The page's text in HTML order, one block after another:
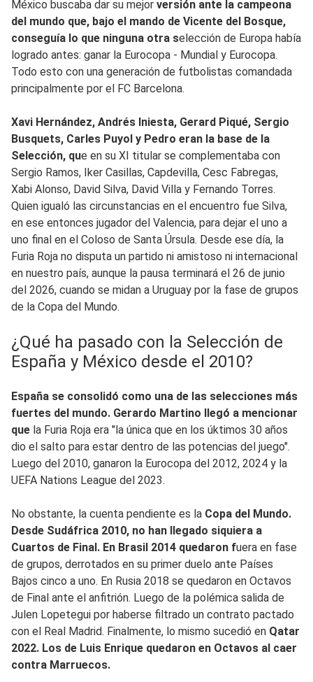
México buscaba dar su mejor versión ante la campeona
del mundo que, bajo el mando de Vicente del Bosque,
conseguía lo que ninguna otra selección de Europa había
logrado antes: ganar la Eurocopa - Mundial y Eurocopa.
Todo esto con una generación de futbolistas comandada
principalmente por el FC Barcelona.
Xavi Hernández, Andrés Iniesta, Gerard Piqué, Sergio
Busquets, Carles Puyol y Pedro eran la base de la
Selección, que en su XI titular se complementaba con
Sergio Ramos, Iker Casillas, Capdevilla, Cesc Fabregas,
Xabi Alonso, David Silva, David Villa y Fernando Torres.
Quien igualó las circunstancias en el encuentro fue Silva,
en ese entonces jugador del Valencia, para dejar el uno a
uno final en el Coloso de Santa Úrsula. Desde ese día, la
Furia Roja no disputa un partido ni amistoso ni internacional
en nuestro país, aunque la pausa terminará el 26 de junio
del 2026, cuando se midan a Uruguay por la fase de grupos
de la Copa del Mundo.
¿Qué ha pasado con la Selección de
España y México desde el 2010?
España se consolidó como una de las selecciones más
fuertes del mundo. Gerardo Martino llegó a mencionar
que la Furia Roja era "la única que en los úktimos 30 años
dio el salto para estar dentro de las potencias del juego".
Luego del 2010, ganaron la Eurocopa del 2012, 2024 y la
UEFA Nations League del 2023.
No obstante, la cuenta pendiente es la Copa del Mundo.
Desde Sudáfrica 2010, no han llegado siquiera a
Cuartos de Final. En Brasil 2014 quedaron fuera en fase
de grupos, derrotados en su primer duelo ante Países
Bajos cinco a uno. En Rusia 2018 se quedaron en Octavos
de Final ante el anfitrión. Luego de la polémica salida de
Julen Lopetegui por haberse filtrado un contrato pactado
con el Real Madrid. Finalmente, lo mismo sucedió en Qatar
2022. Los de Luis Enrique quedaron en Octavos al caer
contra Marruecos.